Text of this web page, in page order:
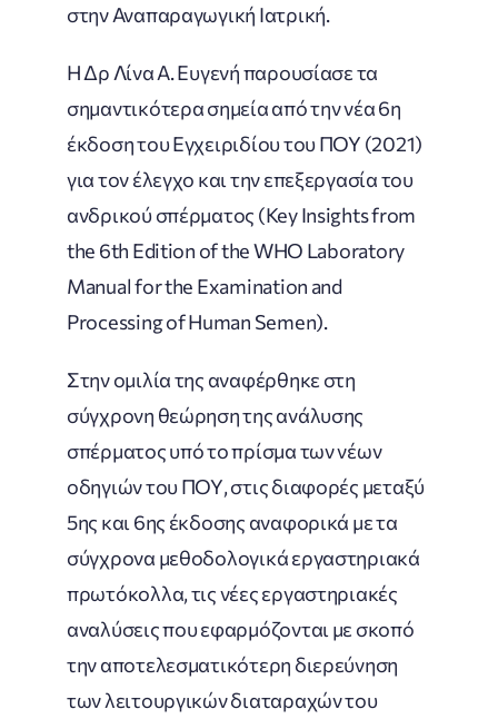
στην Αναπαραγωγική Ιατρική.
Η Δρ Λίνα Α. Ευγενή παρουσίασε τα
σημαντικότερα σημεία από την νέα 6η
έκδοση του Εγχειριδίου του ΠΟΥ (2021)
για τον έλεγχο και την επεξεργασία του
ανδρικού σπέρματος (Key Insights from
the 6th Edition of the WHO Laboratory
Manual for the Examination and
Processing of Human Semen).
Στην ομιλία της αναφέρθηκε στη
σύγχρονη θεώρηση της ανάλυσης
σπέρματος υπό το πρίσμα των νέων
οδηγιών του ΠΟΥ, στις διαφορές μεταξύ
5ης και 6ης έκδοσης αναφορικά με τα
σύγχρονα μεθοδολογικά εργαστηριακά
πρωτόκολλα, τις νέες εργαστηριακές
αναλύσεις που εφαρμόζονται με σκοπό
την αποτελεσματικότερη διερεύνηση
των λειτουργικών διαταραχών του